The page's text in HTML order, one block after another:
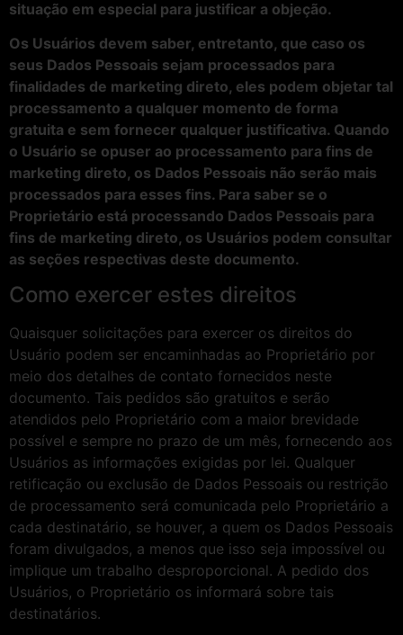
situação em especial para justificar a objeção.
Os Usuários devem saber, entretanto, que caso os
seus Dados Pessoais sejam processados para
finalidades de marketing direto, eles podem objetar tal
processamento a qualquer momento de forma
gratuita e sem fornecer qualquer justificativa. Quando
o Usuário se opuser ao processamento para fins de
marketing direto, os Dados Pessoais não serão mais
processados para esses fins. Para saber se o
Proprietário está processando Dados Pessoais para
fins de marketing direto, os Usuários podem consultar
as seções respectivas deste documento.
Como exercer estes direitos
Quaisquer solicitações para exercer os direitos do
Usuário podem ser encaminhadas ao Proprietário por
meio dos detalhes de contato fornecidos neste
documento. Tais pedidos são gratuitos e serão
atendidos pelo Proprietário com a maior brevidade
possível e sempre no prazo de um mês, fornecendo aos
Usuários as informações exigidas por lei. Qualquer
retificação ou exclusão de Dados Pessoais ou restrição
de processamento será comunicada pelo Proprietário a
cada destinatário, se houver, a quem os Dados Pessoais
foram divulgados, a menos que isso seja impossível ou
implique um trabalho desproporcional. A pedido dos
Usuários, o Proprietário os informará sobre tais
destinatários.